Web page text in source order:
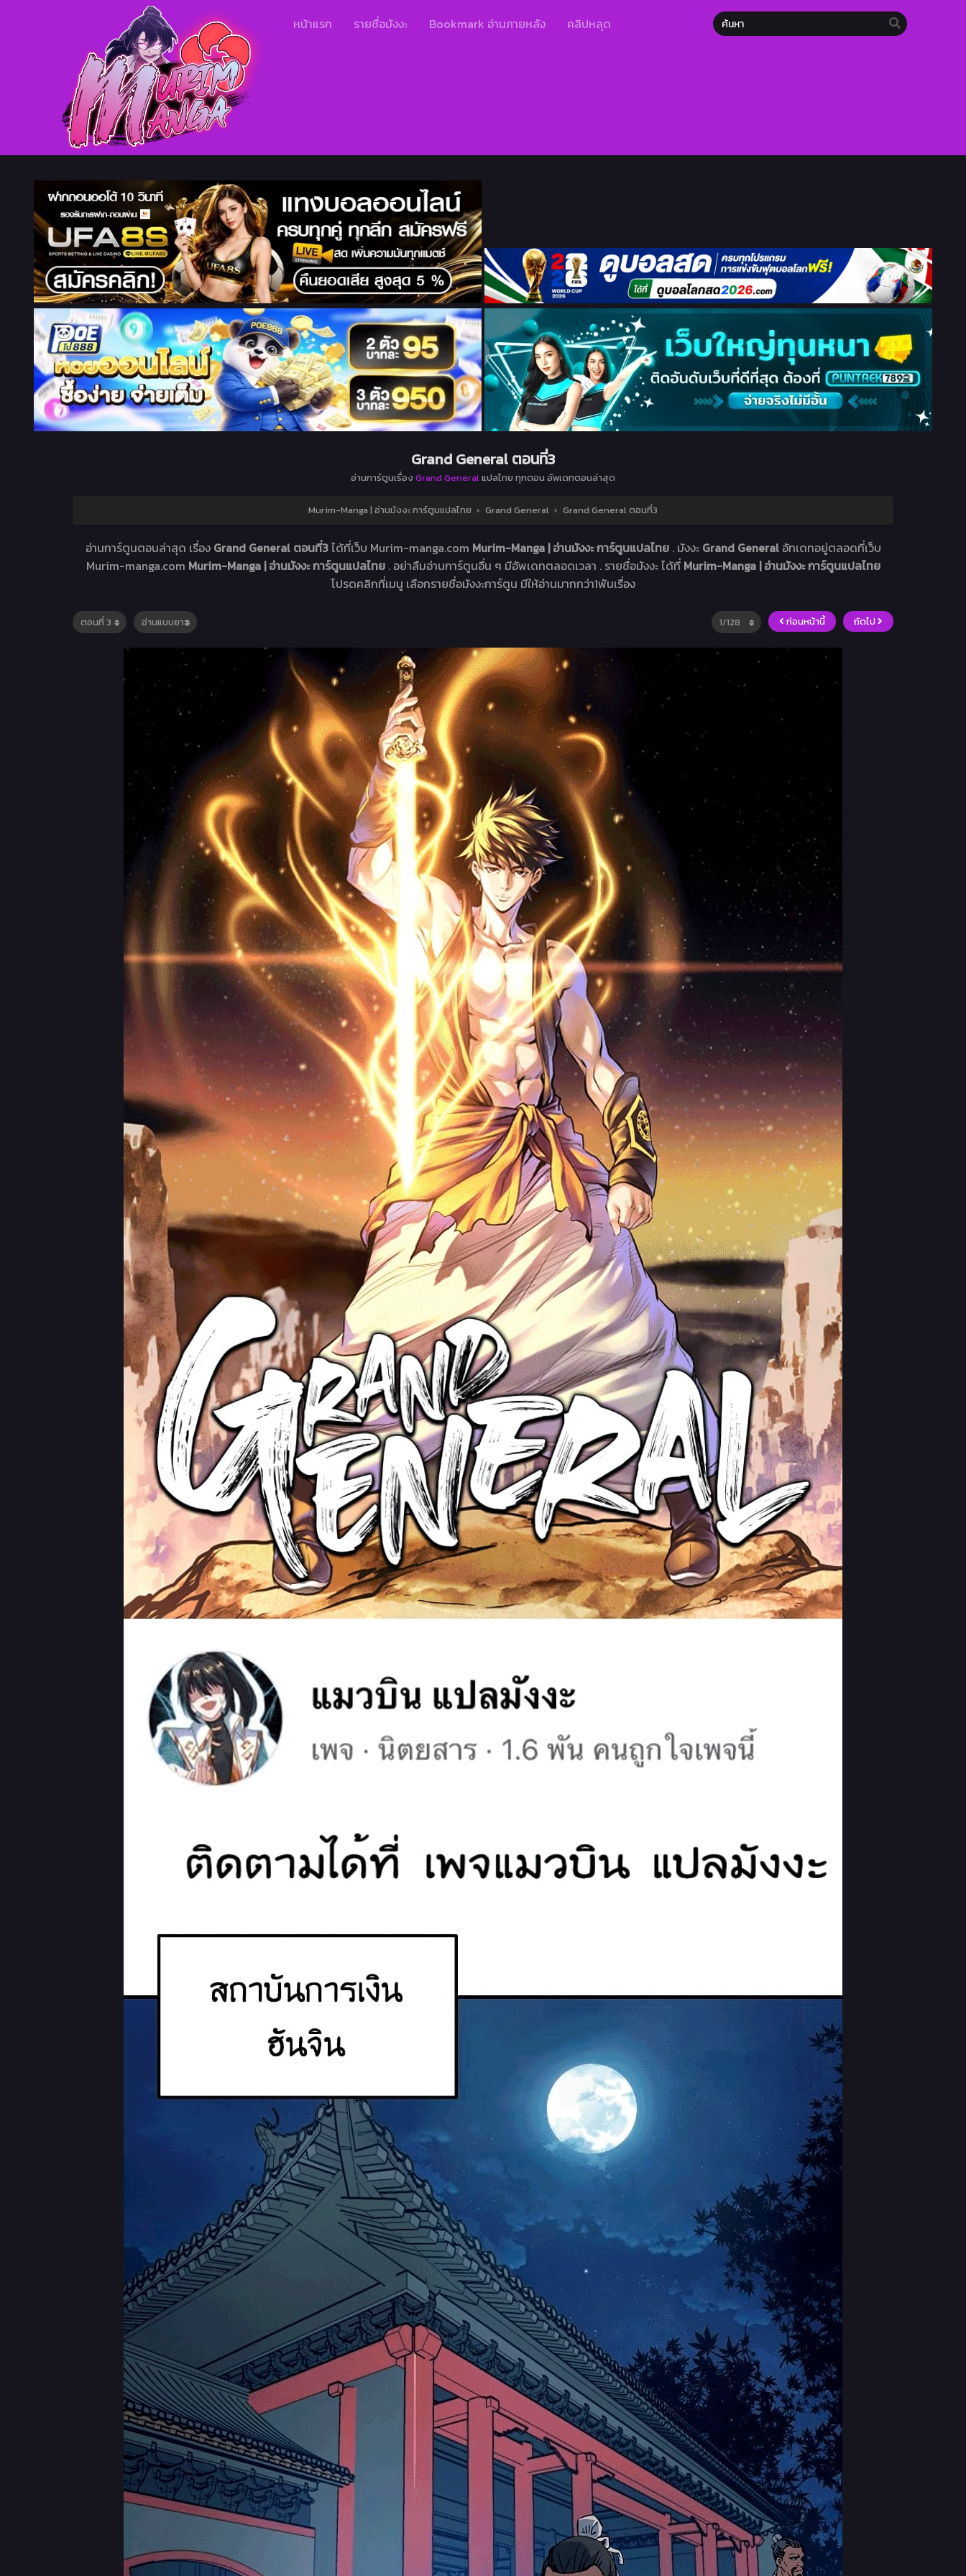
หน้าแรก รายชื่อมังงะ Bookmark อ่านภายหลัง คลิปหลุด
Grand General ตอนที่3
อ่านการ์ตูนเรื่อง Grand Generalแปลไทย ทุกตอน อัพเดทตอนล่าสุด
Murim-Manga | อ่านมังงะ การ์ตูนแปลไทย › Grand General › Grand General ตอนที่3
อ่านการ์ตูนตอนล่าสุด เรื่อง Grand General ตอนที่3ได้ที่เว็บ Murim-manga.com Murim-Manga | อ่านมังงะ การ์ตูนแปลไทย . มังงะ Grand General อัทเดทอยู่ตลอดที่เว็บ
Murim-manga.com Murim-Manga | อ่านมังงะ การ์ตูนแปลไทย . อย่าลืมอ่านการ์ตูนอื่น ๆ มีอัพเดทตลอดเวลา . รายชื่อมังงะ ได้ที่ Murim-Manga | อ่านมังงะ การ์ตูนแปลไทย
โปรดคลิกที่เมนู เลือกรายชื่อมังงะการ์ตูน มีให้อ่านมากกว่า1พันเรื่อง
ก่อนหน้านี้ ถัดไป